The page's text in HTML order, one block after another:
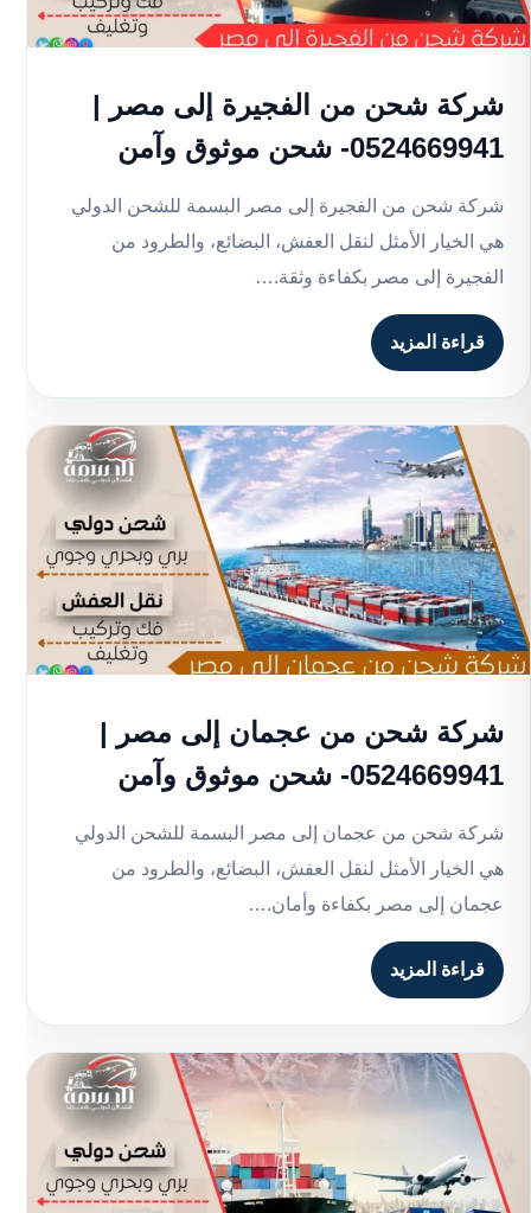
شركة شحن من الفجيرة إلى مصر |
0524669941- شحن موثوق وآمن
شركة شحن من الفجيرة إلى مصر البسمة للشحن الدولي
هي الخيار الأمثل لنقل العفش، البضائع، والطرود من
الفجيرة إلى مصر بكفاءة وثقة.…
قراءة المزيد
شركة شحن من عجمان إلى مصر |
0524669941- شحن موثوق وآمن
شركة شحن من عجمان إلى مصر البسمة للشحن الدولي
هي الخيار الأمثل لنقل العفش، البضائع، والطرود من
عجمان إلى مصر بكفاءة وأمان.…
قراءة المزيد